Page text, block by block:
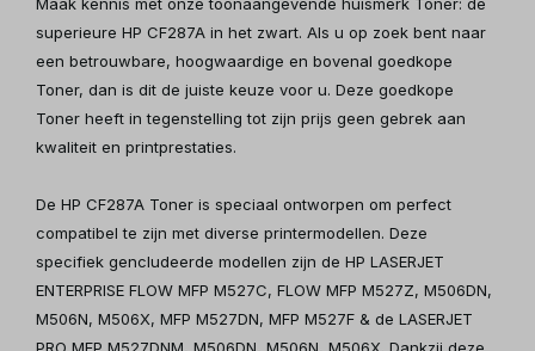
Maak kennis met onze toonaangevende huismerk Toner: de
superieure HP CF287A in het zwart. Als u op zoek bent naar
een betrouwbare, hoogwaardige en bovenal goedkope
Toner, dan is dit de juiste keuze voor u. Deze goedkope
Toner heeft in tegenstelling tot zijn prijs geen gebrek aan
kwaliteit en printprestaties.
De HP CF287A Toner is speciaal ontworpen om perfect
compatibel te zijn met diverse printermodellen. Deze
specifiek gencludeerde modellen zijn de HP LASERJET
ENTERPRISE FLOW MFP M527C, FLOW MFP M527Z, M506DN,
M506N, M506X, MFP M527DN, MFP M527F & de LASERJET